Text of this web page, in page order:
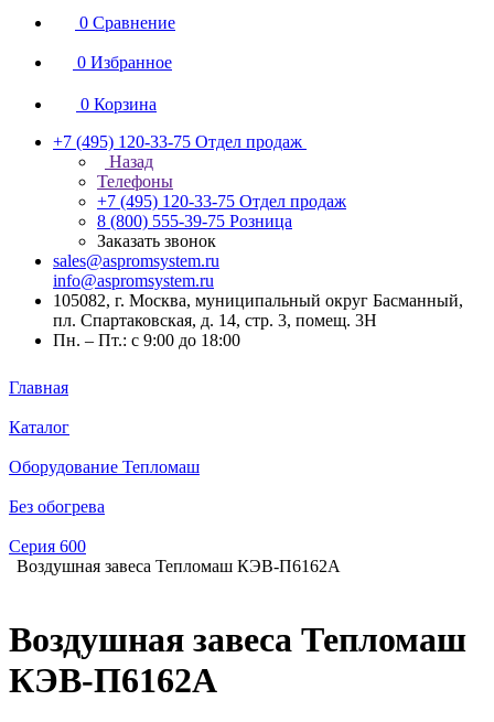
0 Сравнение
0 Избранное
0 Корзина
+7 (495) 120-33-75 Отдел продаж
Назад
Телефоны
+7 (495) 120-33-75 Отдел продаж
8 (800) 555-39-75 Розница
Заказать звонок
sales@aspromsystem.ru
info@aspromsystem.ru
105082, г. Москва, муниципальный округ Басманный,
пл. Спартаковская, д. 14, стр. 3, помещ. 3Н
Пн. – Пт.: с 9:00 до 18:00
Главная
Каталог
Оборудование Тепломаш
Без обогрева
Серия 600
Воздушная завеса Тепломаш КЭВ-П6162A
Воздушная завеса Тепломаш
КЭВ-П6162A